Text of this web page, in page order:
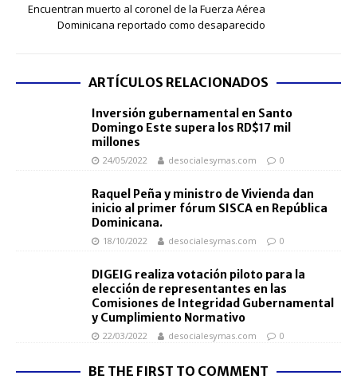
Encuentran muerto al coronel de la Fuerza Aérea
Dominicana reportado como desaparecido
ARTÍCULOS RELACIONADOS
Inversión gubernamental en Santo
Domingo Este supera los RD$17 mil
millones
24/05/2022 desocialesymas.com 0
Raquel Peña y ministro de Vivienda dan
inicio al primer fórum SISCA en República
Dominicana.
18/10/2022 desocialesymas.com 0
DIGEIG realiza votación piloto para la
elección de representantes en las
Comisiones de Integridad Gubernamental
y Cumplimiento Normativo
22/03/2022 desocialesymas.com 0
BE THE FIRST TO COMMENT